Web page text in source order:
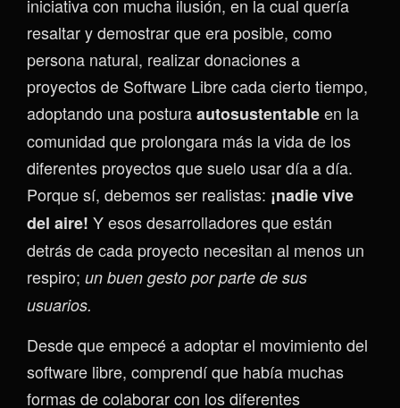
iniciativa con mucha ilusión, en la cual quería
resaltar y demostrar que era posible, como
persona natural, realizar donaciones a
proyectos de Software Libre cada cierto tiempo,
adoptando una posturaautosustentableen la
comunidad que prolongara más la vida de los
diferentes proyectos que suelo usar día a día.
Porque sí, debemos ser realistas: ¡nadie vive
del aire! Y esos desarrolladores que están
detrás de cada proyecto necesitan al menos un
respiro; un buen gesto por parte de sus
usuarios.
Desde que empecé a adoptar el movimiento del
software libre, comprendí que había muchas
formas de colaborar con los diferentes